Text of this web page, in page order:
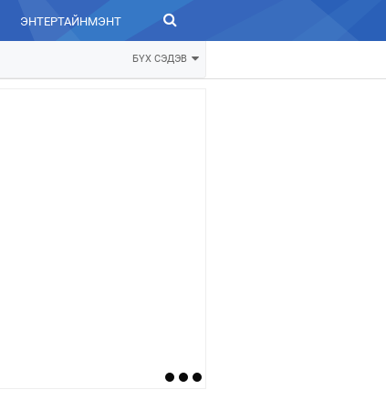
ЭНТЕРТАЙНМЭНТ ЗУРХАЙ
БҮХ СЭДЭВ